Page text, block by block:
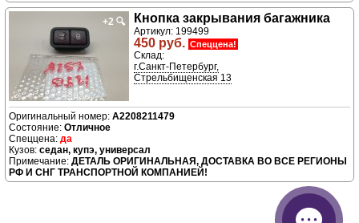
+2 🔍 Кнопка закрывания багажника
Артикул: 199499
450 руб. Спеццена!
Склад:
г.Санкт-Петербург,
Стрельбищенская 13
A2208211479
Отличное
да
седан, купэ, универсал
ДЕТАЛЬ ОРИГИНАЛЬНАЯ, ДОСТАВКА ВО ВСЕ РЕГИОНЫ
РФ И СНГ ТРАНСПОРТНОЙ КОМПАНИЕЙ!